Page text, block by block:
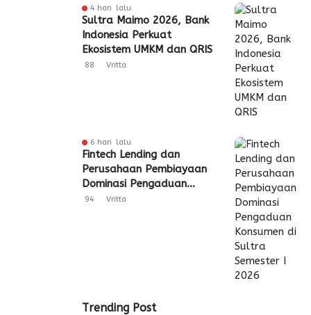
4 hari lalu
Sultra Maimo 2026, Bank
Indonesia Perkuat
Ekosistem UMKM dan QRIS
88 Vritta
6 hari lalu
Fintech Lending dan
Perusahaan Pembiayaan
Dominasi Pengaduan
Konsumen di Sultra
94 Vritta
Trending Post